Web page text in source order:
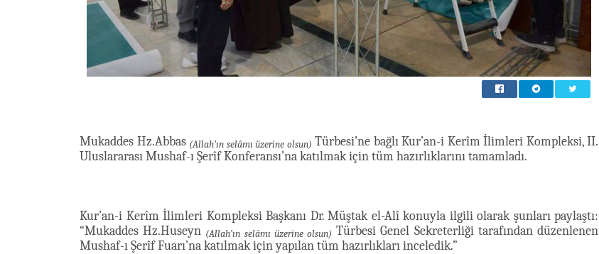
Mukaddes Hz.Abbas (Allah’ın selâmı üzerine olsun) Türbesi’ne bağlı Kur’an-i Kerîm İlimleri Kompleksi, II.
Uluslararası Mushaf-ı Şerîf Konferansı’na katılmak için tüm hazırlıklarını tamamladı.
Kur’an-i Kerîm İlimleri Kompleksi Başkanı Dr. Müştak el-Alî konuyla ilgili olarak şunları paylaştı:
“Mukaddes Hz.Huseyn (Allah’ın selâmı üzerine olsun) Türbesi Genel Sekreterliği tarafından düzenlenen
Mushaf-ı Şerîf Fuarı’na katılmak için yapılan tüm hazırlıkları inceledik.”